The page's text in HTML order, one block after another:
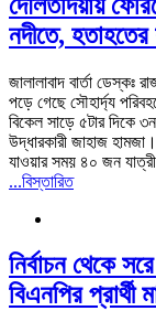
নদীতে,
জালালাবাদ বার্তা ডেস্কঃ
পড়ে গেছে সৌহার্দ্য
বিকেল সাড়ে ৫টার দিকে
উদ্ধারকারী জাহাজ
যাওয়ার সময় ৪০ জন
...বিস্তারিত
নির্বাচন থেকে
বিএনপির প্রার্থী